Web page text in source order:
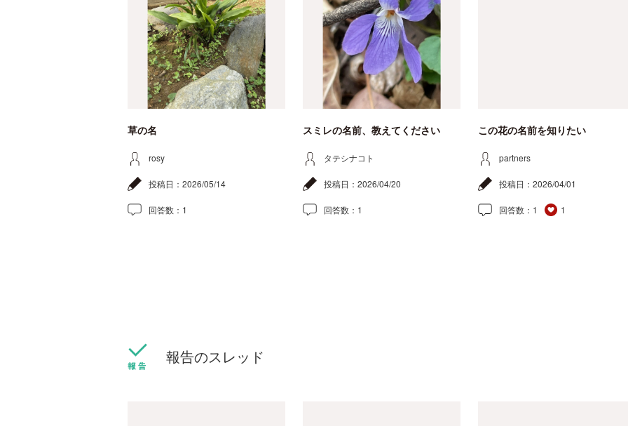
草の名
rosy
投稿日： 2026/05/14
回答数： 1
スミレの名前、教えてください
タテシナコト
投稿日： 2026/04/20
回答数： 1
この花の名前を知りたい
partners
投稿日： 2026/04/01
回答数： 1 1
報告のスレッド